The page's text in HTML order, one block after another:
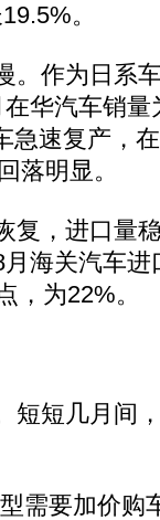
。
作为日系
华汽车销
急速复产，
落明显。
，进口量
海关汽车
，为22%。
短几月间
要加价购